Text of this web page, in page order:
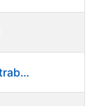
Delineante Proyectista - Centro de trabajo de Burgos